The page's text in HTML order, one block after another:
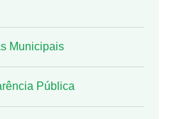
Municipais
Pública